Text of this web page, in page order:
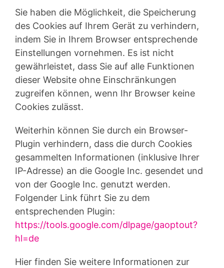
Sie haben die Möglichkeit, die Speicherung
des Cookies auf Ihrem Gerät zu verhindern,
indem Sie in Ihrem Browser entsprechende
Einstellungen vornehmen. Es ist nicht
gewährleistet, dass Sie auf alle Funktionen
dieser Website ohne Einschränkungen
zugreifen können, wenn Ihr Browser keine
Cookies zulässt.
Weiterhin können Sie durch ein Browser-
Plugin verhindern, dass die durch Cookies
gesammelten Informationen (inklusive Ihrer
IP-Adresse) an die Google Inc. gesendet und
von der Google Inc. genutzt werden.
Folgender Link führt Sie zu dem
entsprechenden Plugin:
https://tools.google.com/dlpage/gaoptout?
hl=de
Hier finden Sie weitere Informationen zur